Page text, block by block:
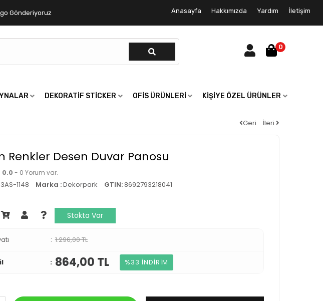
Gönderiyoruz Anasayfa Hakkımızda Yardım İletişim
0
DEKORATIF STICKER OFIS ÜRÜNLERI KIŞIYE ÖZEL ÜRÜNLER
Geri İleri
Renkler Desen Duvar Panosu
0.0 - 0 Yorum var.
3AS-1148 Marka :Dekorpark GTIN:8692793218041
Stokta Var
1.296,00 TL
864,00 TL %33 İNDİRİM